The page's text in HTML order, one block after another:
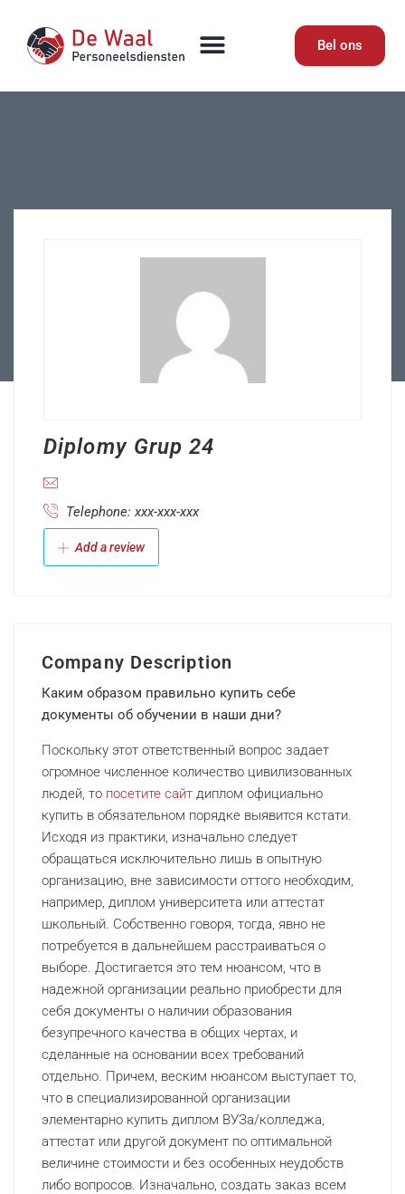
Bel ons
Diplomy Grup 24
Telephone: xxx-xxx-xxx
Add a review
Company Description
Каким образом правильно купить себе
документы об обучении в наши дни?
Поскольку этот ответственный вопрос задает
огромное численное количество цивилизованных
людей, то посетите сайт диплом официально
купить в обязательном порядке выявится кстати.
Исходя из практики, изначально следует
обращаться исключительно лишь в опытную
организацию, вне зависимости оттого необходим,
например, диплом университета или аттестат
школьный. Собственно говоря, тогда, явно не
потребуется в дальнейшем расстраиваться о
выборе. Достигается это тем нюансом, что в
надежной организации реально приобрести для
себя документы о наличии образования
безупречного качества в общих чертах, и
сделанные на основании всех требований
отдельно. Причем, веским нюансом выступает то,
что в специализированной организации
элементарно купить диплом ВУЗа/колледжа,
аттестат или другой документ по оптимальной
величине стоимости и без особенных неудобств
либо вопросов. Изначально, создать заказ всем